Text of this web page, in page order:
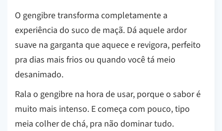
O gengibre transforma completamente a
experiência do suco de maçã. Dá aquele ardor
suave na garganta que aquece e revigora, perfeito
pra dias mais frios ou quando você tá meio
desanimado.
Rala o gengibre na hora de usar, porque o sabor é
muito mais intenso. E começa com pouco, tipo
meia colher de chá, pra não dominar tudo.